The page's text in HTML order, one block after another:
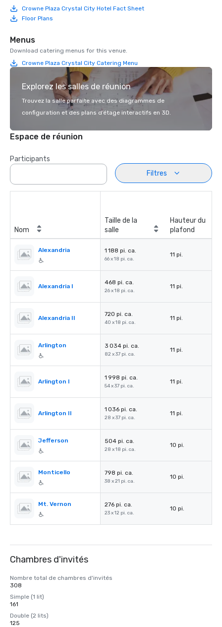
Crowne Plaza Crystal City Hotel Fact Sheet
Floor Plans
Menus
Download catering menus for this venue.
Crowne Plaza Crystal City Catering Menu
Explorez les salles de réunion
Trouvez la salle parfaite avec des diagrammes de
configuration et des plans d’étage interactifs en 3D.
Espace de réunion
Participants
Filtres
Nom
Taille de la
salle
Hauteur du
plafond
Alexandria 1 188 pi. ca.
66 x 18 pi. ca.
11 pi.
Alexandria I
468 pi. ca.
26 x 18 pi. ca.
11 pi.
Alexandria II
720 pi. ca.
40 x 18 pi. ca.
11 pi.
Arlington 3 034 pi. ca.
82 x 37 pi. ca.
11 pi.
Arlington I
1 998 pi. ca.
54 x 37 pi. ca.
11 pi.
Arlington II
1 036 pi. ca.
28 x 37 pi. ca.
11 pi.
Jefferson 504 pi. ca.
28 x 18 pi. ca.
10 pi.
Monticello 798 pi. ca.
38 x 21 pi. ca.
10 pi.
Mt. Vernon 276 pi. ca.
23 x 12 pi. ca.
10 pi.
Chambres d'invités
Nombre total de chambres d'invités
308
Simple (1 lit)
161
Double (2 lits)
125